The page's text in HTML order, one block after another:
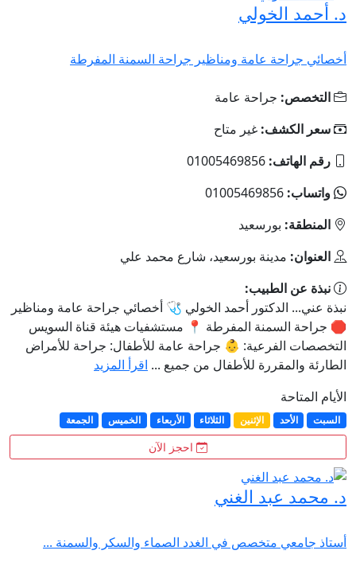
د. أحمد الخولي
أخصائي جراحة عامة ومناظير جراحة السمنة المفرطة
التخصص: جراحة عامة
سعر الكشف: غير متاح
رقم الهاتف: 01005469856
واتساب: 01005469856
المنطقة: بورسعيد
العنوان: مدينة بورسعيد، شارع محمد علي
نبذة عن الطبيب:
نبذة عني... الدكتور أحمد الخولي 🩺 أخصائي جراحة عامة ومناظير
🛑 جراحة السمنة المفرطة 📍 مستشفيات هيئة قناة السويس
التخصصات الفرعية: 👶 جراحة عامة للأطفال: جراحة للأمراض
الطارئة والمقررة للأطفال من جميع ... اقرأ المزيد
الأيام المتاحة
السبت الأحد الإثنين الثلاثاء الأربعاء الخميس الجمعة
احجز الآن
د. محمد عبد الغني
أستاذ جامعي متخصص في الغدد الصماء والسكر والسمنة ...